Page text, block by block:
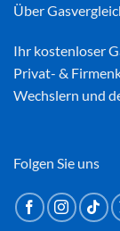
Über
Ihr kostenloser
Privat- &
Wechslern und
Folgen Sie uns